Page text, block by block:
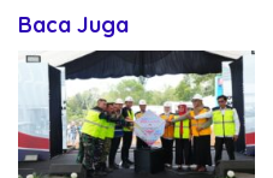
Baca Juga